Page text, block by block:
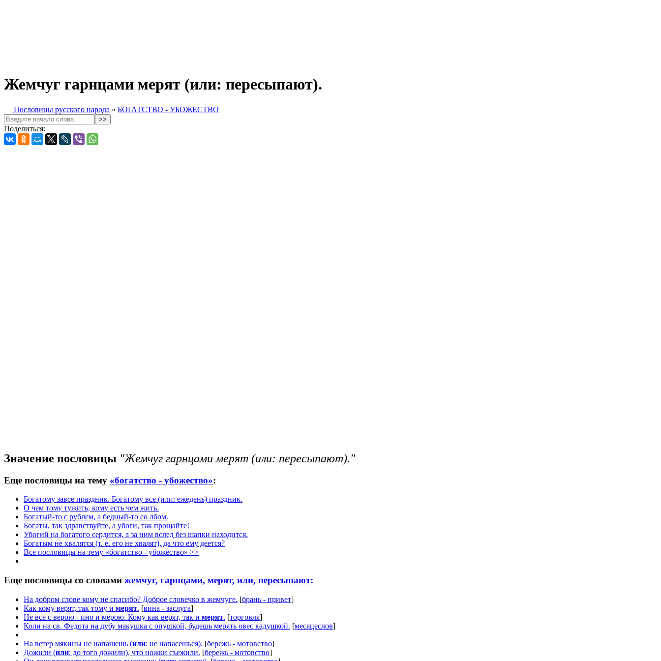
Жемчуг гарнцами мерят (или: пересыпают).
Пословицы русского народа » БОГАТСТВО - УБОЖЕСТВО
Поделиться:
Значение пословицы "Жемчуг гарнцами мерят (или: пересыпают)."
Еще пословицы на тему «богатство - убожество»:
Богатому завсе праздник. Богатому все (или: ежедень) праздник.
О чем тому тужить, кому есть чем жить.
Богатый-то с рублем, а бедный-то со лбом.
Богаты, так здравствуйте, а убоги, так прощайте!
Убогий на богатого сердится, а за ним вслед без шапки находится.
Богатым не хвалятся (т. е. его не хвалят), да что ему деется?
Все пословицы на тему «богатство - убожество» >>
Еще пословицы со словами жемчуг, гарнцами, мерят, или, пересыпают:
На добром слове кому не спасибо? Доброе словечко в жемчуге. [брань - привет]
Как кому верят, так тому и мерят. [вина - заслуга]
Не все с верою - ино и мерою. Кому как верят, так и мерят. [торговля]
Коли на св. Федота на дубу макушка с опушкой, будешь мерять овес кадушкой. [месяцеслов]
На ветер мякины не напашешь (или: не напасешься). [бережь - мотовство]
Дожили (или: до того дожили), что ножки съежили. [бережь - мотовство]